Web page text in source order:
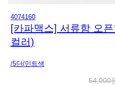
4074160
[카파맥스] 서류함 오
컬러)
/5단/민트색
54,000